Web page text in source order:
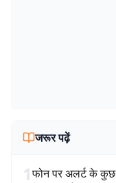
जरूर पढ़ें
1फोन पर अलर्ट के कुछ